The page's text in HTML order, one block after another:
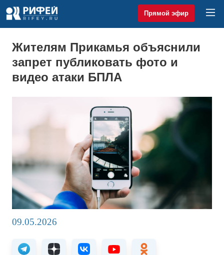
Прямой эфир
Жителям Прикамья объяснили
запрет публиковать фото и
видео атаки БПЛА
09.05.2026